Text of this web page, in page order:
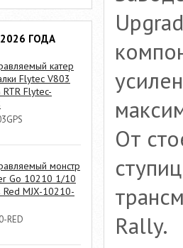
ГОДА
катер
Flytec V803
RTR Flytec-
монстр
Go 10210 1/10
Red MJX-10210-
RED
От
Rally.